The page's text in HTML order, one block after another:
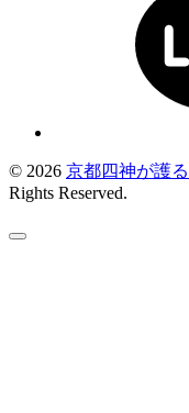
© 2026 京都四神が護
Rights Reserved.